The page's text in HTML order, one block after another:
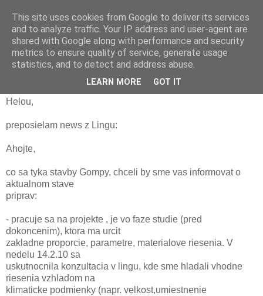
středa 17. února 2010
Novinky z Wangdenlingu
Helou,
preposielam news z Lingu:
Ahojte,
co sa tyka stavby Gompy, chceli by sme vas informovat o
aktualnom stave
priprav:
- pracuje sa na projekte , je vo faze studie (pred
dokoncenim), ktora ma urcit
zakladne proporcie, parametre, materialove riesenia. V
nedelu 14.2.10 sa
uskutnocnila konzultacia v lingu, kde sme hladali vhodne
riesenia vzhladom na
klimaticke podmienky (napr. velkost,umiestnenie
This site uses cookies from Google to deliver its services
and to analyze traffic. Your IP address and user-agent are
shared with Google along with performance and security
metrics to ensure quality of service, generate usage
statistics, and to detect and address abuse.
LEARN MORE GOT IT